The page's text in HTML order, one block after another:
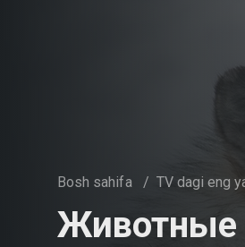
Bosh sahifa / TV dagi eng
Животные